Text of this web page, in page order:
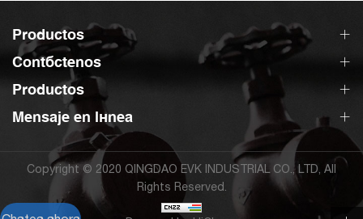
Productos
Contáctenos
Productos
Mensaje en línea
Copyright © 2020 QINGDAO EVK INDUSTRIAL CO., LTD, All
Rights Reserved.